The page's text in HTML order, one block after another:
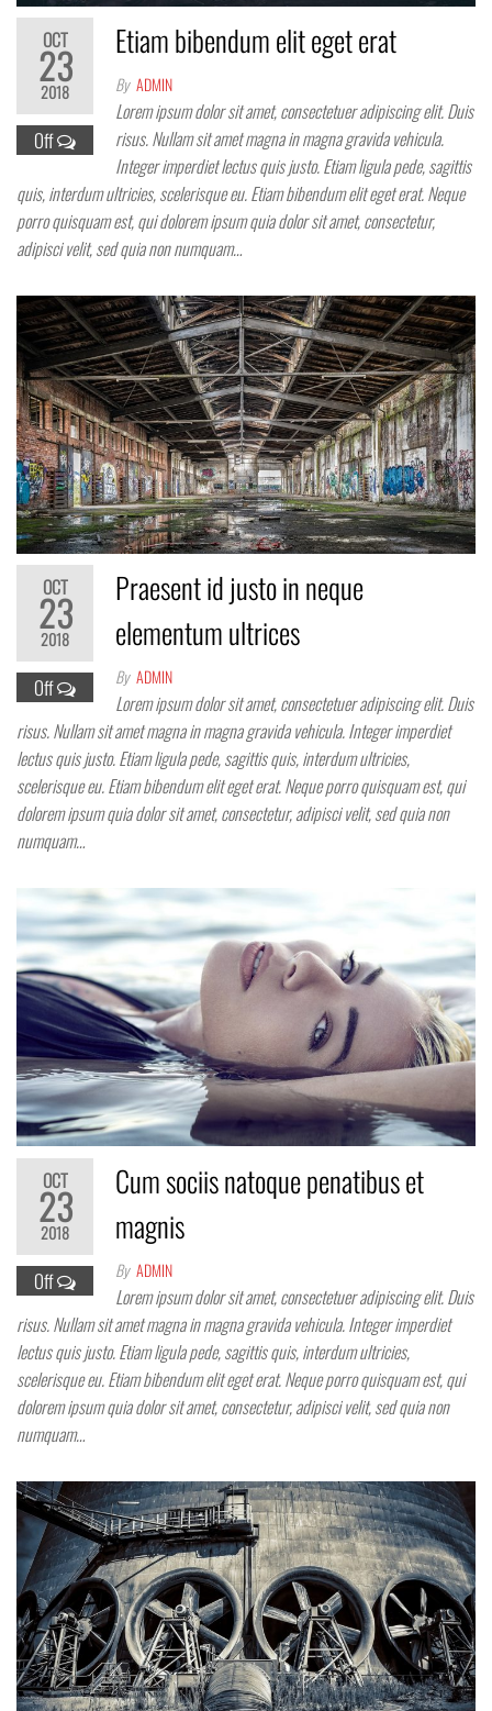
OCT
23
2018
Off
Etiam bibendum elit eget erat
By ADMIN
Lorem ipsum dolor sit amet, consectetuer adipiscing elit. Duis
risus. Nullam sit amet magna in magna gravida vehicula.
Integer imperdiet lectus quis justo. Etiam ligula pede, sagittis
quis, interdum ultricies, scelerisque eu. Etiam bibendum elit eget erat. Neque
porro quisquam est, qui dolorem ipsum quia dolor sit amet, consectetur,
adipisci velit, sed quia non numquam…
OCT
23
2018
Off
Praesent id justo in neque
elementum ultrices
By ADMIN
Lorem ipsum dolor sit amet, consectetuer adipiscing elit. Duis
risus. Nullam sit amet magna in magna gravida vehicula. Integer imperdiet
lectus quis justo. Etiam ligula pede, sagittis quis, interdum ultricies,
scelerisque eu. Etiam bibendum elit eget erat. Neque porro quisquam est, qui
dolorem ipsum quia dolor sit amet, consectetur, adipisci velit, sed quia non
numquam…
OCT
23
2018
Off
Cum sociis natoque penatibus et
magnis
By ADMIN
Lorem ipsum dolor sit amet, consectetuer adipiscing elit. Duis
risus. Nullam sit amet magna in magna gravida vehicula. Integer imperdiet
lectus quis justo. Etiam ligula pede, sagittis quis, interdum ultricies,
scelerisque eu. Etiam bibendum elit eget erat. Neque porro quisquam est, qui
dolorem ipsum quia dolor sit amet, consectetur, adipisci velit, sed quia non
numquam…